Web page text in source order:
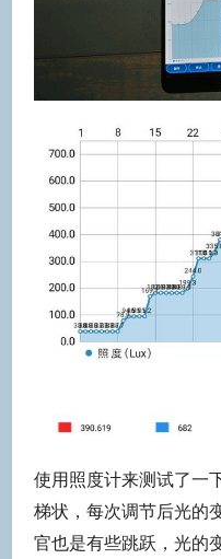
使用照度计来测试了一
梯状，每次调节后光的
官也是有些跳跃，光的